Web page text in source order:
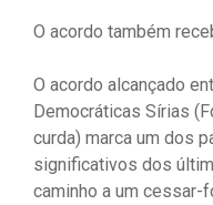
O acordo também
O acordo alcançado
Democráticas Sírias
curda) marca um dos
significativos dos
caminho a um